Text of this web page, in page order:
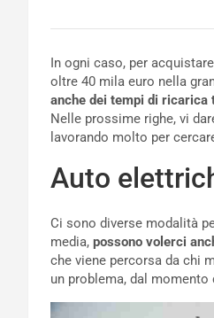
In ogni caso, per
oltre 40 mila euro nella
anche dei tempi di ricarica
Nelle prossime righe, vi
lavorando molto per
Auto
Ci sono diverse modalità
media, possono volerci
che viene percorsa da chi
un problema, dal